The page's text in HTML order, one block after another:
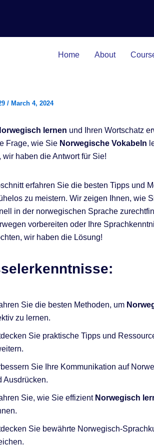
Home About
/ March 4, 2024
lernen und Ihren Wortschatz
Frage, wie Sie Norwegische Vokabeln
wir haben die Antwort für Sie!
erfahren Sie die besten Tipps und
zu meistern. Wir zeigen Ihnen, wie
in der norwegischen Sprache
vorbereiten oder Ihre
wir haben die Lösung!
Sie die besten Methoden, um
zu lernen.
Sie praktische Tipps und
Sie Ihre Kommunikation auf
Ausdrücken.
Sie, wie Sie effizient Norwegisch
Sie bewährte Norwegisch-